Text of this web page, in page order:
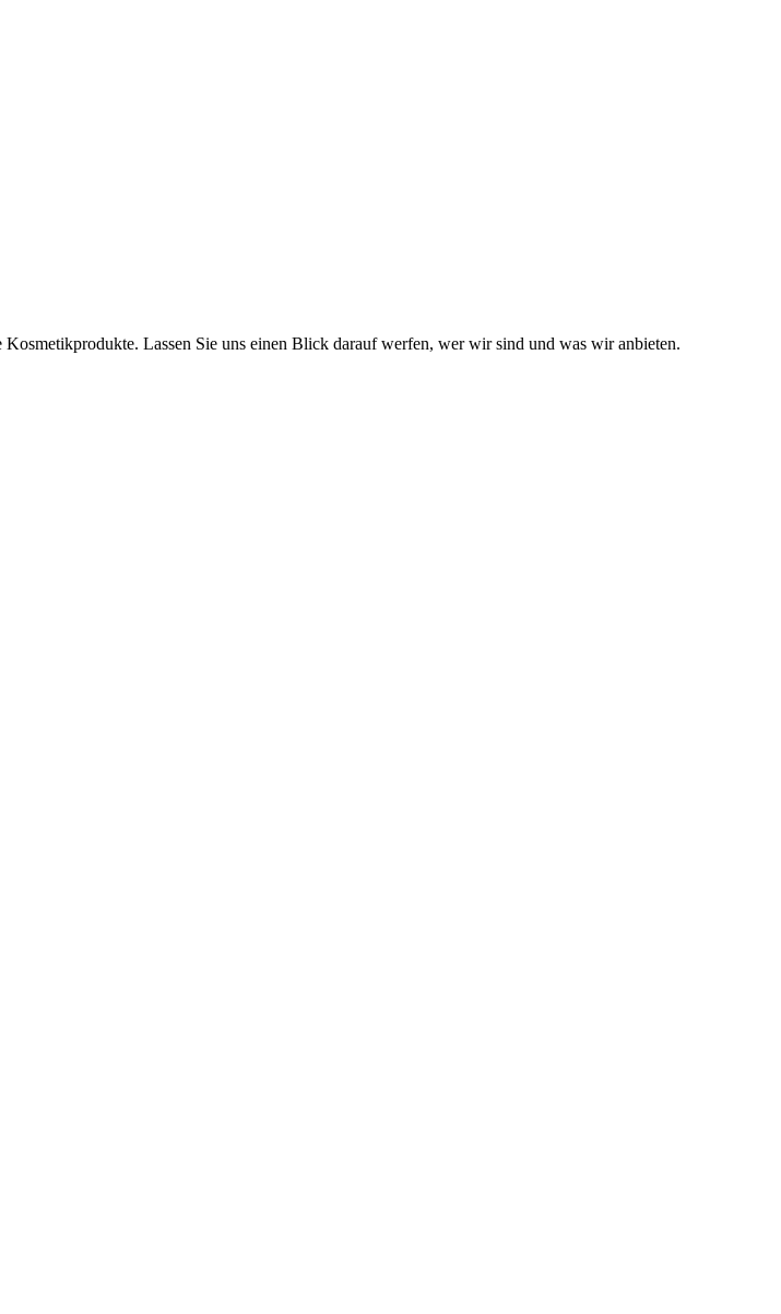
Lassen Sie uns einen Blick darauf werfen, wer wir sind und was wir anbieten.